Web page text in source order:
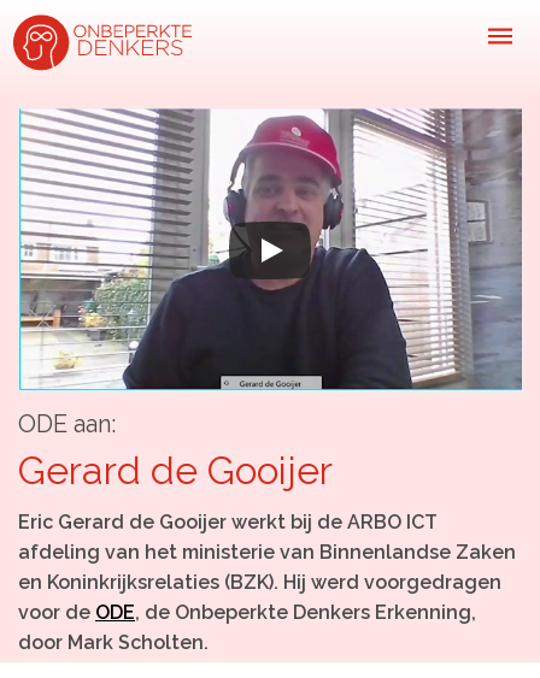
Inspiratie
Kijk-, lees- & luistertips
Mini- docu’s
Ode galerij
Podcasts: serie open gesprekken
Kom in actie
Microlearnings
Ontwikkeltraject Onbeperkt Talent
Breng een ODE!
ODE aan:
Gerard de Gooijer
Eric Gerard de Gooijer werkt bij de ARBO ICT
afdeling van het ministerie van Binnenlandse Zaken
en Koninkrijksrelaties (BZK). Hij werd voorgedragen
voor de ODE, de Onbeperkte Denkers Erkenning,
door Mark Scholten.